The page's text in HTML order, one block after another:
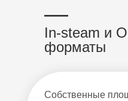
In-steam и
форматы
—
Собственные